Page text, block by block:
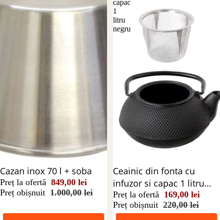
Reducere 15%
Cazan inox 70 l + soba
Preț la ofertă 849,00 lei
Preț obișnuit 1.000,00 lei
capac
1
litru
negru
Reducere 23%
Ceainic din fonta cu
infuzor si capac 1 litru
negru
Preț la ofertă 169,00 lei
Preț obișnuit 220,00 lei